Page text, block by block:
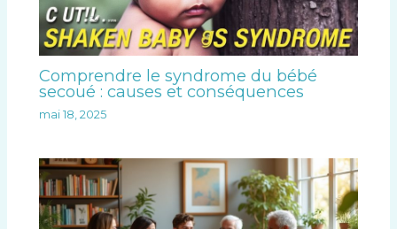
Comprendre le syndrome du bébé
secoué : causes et conséquences
mai 18, 2025